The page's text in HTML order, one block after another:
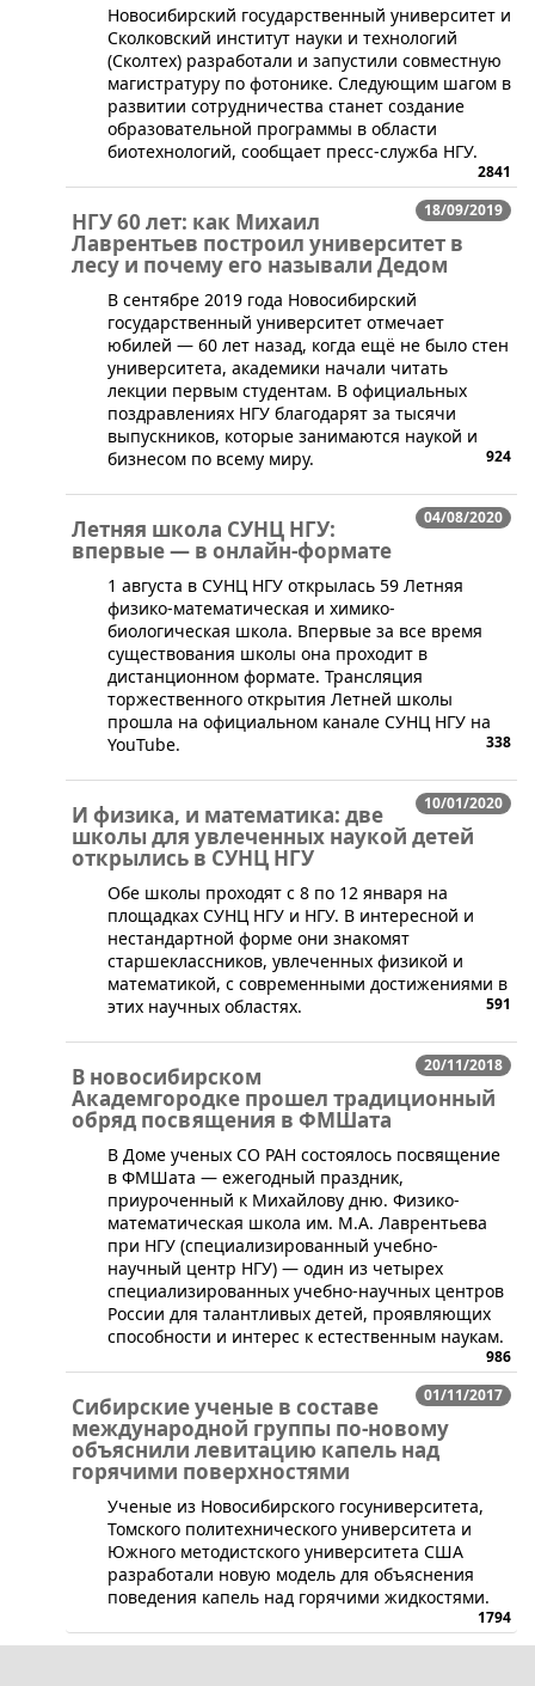
Новосибирский государственный университет и
Сколковский институт науки и технологий
(Сколтех) разработали и запустили совместную
магистратуру по фотонике. Следующим шагом в
развитии сотрудничества станет создание
образовательной программы в области
биотехнологий, сообщает пресс-служба НГУ.
2841
18/09/2019
НГУ 60 лет: как Михаил
Лаврентьев построил университет в
лесу и почему его называли Дедом
В сентябре 2019 года Новосибирский
государственный университет отмечает
юбилей — 60 лет назад, когда ещё не было стен
университета, академики начали читать
лекции первым студентам. В официальных
поздравлениях НГУ благодарят за тысячи
выпускников, которые занимаются наукой и
бизнесом по всему миру.
924
04/08/2020
Летняя школа СУНЦ НГУ:
впервые — в онлайн-формате
​1 августа в СУНЦ НГУ открылась 59 Летняя
физико-математическая и химико-
биологическая школа. Впервые за все время
существования школы она проходит в
дистанционном формате. Трансляция
торжественного открытия Летней школы
прошла на официальном канале СУНЦ НГУ на
YouTube.
338
10/01/2020
И физика, и математика: две
школы для увлеченных наукой детей
открылись в СУНЦ НГУ
Обе школы проходят с 8 по 12 января на
площадках СУНЦ НГУ и НГУ. В интересной и
нестандартной форме они знакомят
старшеклассников, увлеченных физикой и
математикой, с современными достижениями в
этих научных областях.
591
20/11/2018
В новосибирском
Академгородке прошел традиционный
обряд посвящения в ФМШата
​В Доме ученых СО РАН состоялось посвящение
в ФМШата — ежегодный праздник,
приуроченный к Михайлову дню. ​Физико-
математическая школа им. М.А. Лаврентьева
при НГУ (специализированный учебно-
научный центр НГУ) — один из четырех
специализированных учебно-научных центров
России для талантливых детей, проявляющих
способности и интерес к естественным наукам.
986
01/11/2017
Сибирские ученые в составе
международной группы по-новому
объяснили левитацию капель над
горячими поверхностями
​Ученые из Новосибирского госуниверситета,
Томского политехнического университета и
Южного методистского университета США
разработали новую модель для объяснения
поведения капель над горячими жидкостями.
1794